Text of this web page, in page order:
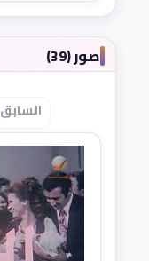
صور (39)
السابق